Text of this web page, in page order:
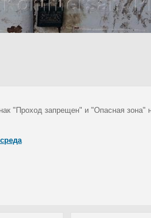
"Проход запрещен" и "Опасная зона"